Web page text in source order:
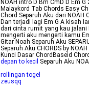
NOAH intro D Bm CmD D Em G
Malaykord Tab Chords Easy
Chord Separuh Aku dari NOAH
Dan terjadi lagi Em G A kisah
dari cinta rumit yang kau jalani
mengerti aku mengerti kamu
Gitar Noah Separuh Aku
Separuh Aku CHORDS by
Kunci Dasar ChordBaseid
depan to kecil Separuh Aku
rollingan togel
zeusqq